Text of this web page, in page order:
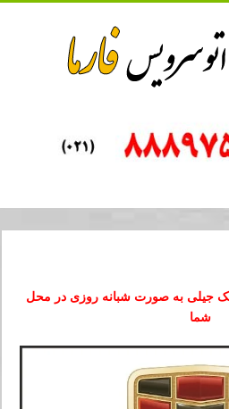
جیلی به صورت شبانه روزی در محل
شما